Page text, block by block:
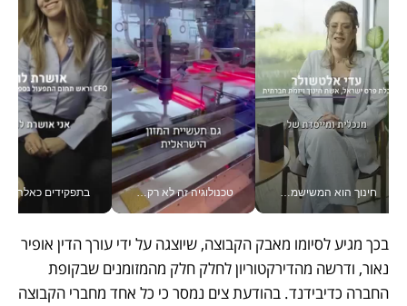
חינוך הוא המשישמה של החיים שלי - V טכנולוגיה זה לא רק בהייטק: גם תעשיית המזון הישראלית מאמצת כלי AI, אוטומציה וניתוח דאטה בזמן אמת